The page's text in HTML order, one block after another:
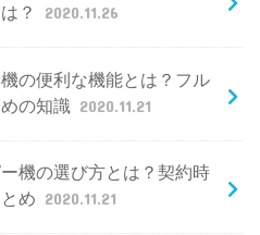
？
2020.11.26
の便利な機能とは？フル
の知識 2020.11.21
機の選び方とは？契約時
め 2020.11.21